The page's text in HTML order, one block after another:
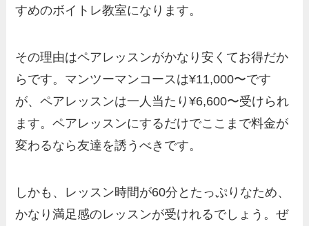
すめのボイトレ教室になります。
その理由はペアレッスンがかなり安くてお得だか
らです。マンツーマンコースは¥11,000〜です
が、ペアレッスンは一人当たり¥6,600〜受けられ
ます。ペアレッスンにするだけでここまで料金が
変わるなら友達を誘うべきです。
しかも、レッスン時間が60分とたっぷりなため、
かなり満足感のレッスンが受けれるでしょう。ぜ